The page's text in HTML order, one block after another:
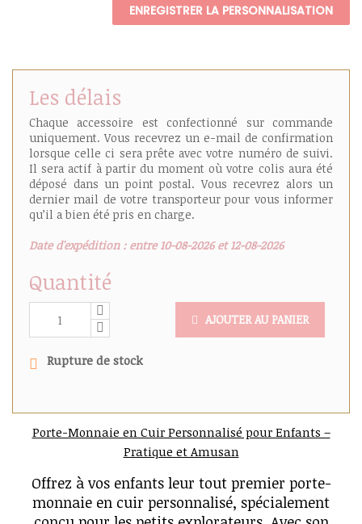
ENREGISTRER LA PERSONNALISATION
Les délais
Chaque accessoire est confectionné sur commande
uniquement. Vous recevrez un e-mail de confirmation
lorsque celle ci sera prête avec votre numéro de suivi.
Il sera actif à partir du moment où votre colis aura été
déposé dans un point postal. Vous recevrez alors un
dernier mail de votre transporteur pour vous informer
qu’il a bien été pris en charge.
Date d'expédition : entre 10-08-2026 et 12-08-2026
Quantité
AJOUTER AU PANIER
Rupture de stock
Porte-Monnaie en Cuir Personnalisé pour Enfants –
Pratique et Amusan
Offrez à vos enfants leur tout premier porte-
monnaie en cuir personnalisé, spécialement